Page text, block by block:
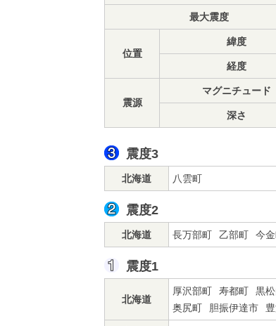
最大震度
位置
緯度
経度
震源
マグニチュード
深さ
震度3
北海道 八雲町
震度2
北海道 長万部町 乙部町 今
震度1
北海道
厚沢部町 寿都町 黒
奥尻町
胆振伊達市